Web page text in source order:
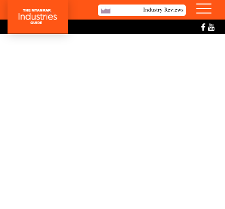
Industry Reviews